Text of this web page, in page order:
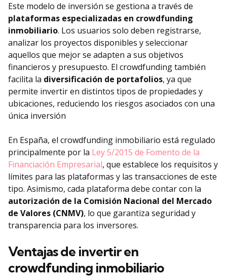
Este modelo de inversión se gestiona a través de
plataformas especializadas en crowdfunding
inmobiliario. Los usuarios solo deben registrarse,
analizar los proyectos disponibles y seleccionar
aquellos que mejor se adapten a sus objetivos
financieros y presupuesto. El crowdfunding también
facilita la diversificación de portafolios, ya que
permite invertir en distintos tipos de propiedades y
ubicaciones, reduciendo los riesgos asociados con una
única inversión
En España, el crowdfunding inmobiliario está regulado
principalmente por la Ley 5/2015 de Fomento de la
Financiación Empresarial, que establece los requisitos y
límites para las plataformas y las transacciones de este
tipo. Asimismo, cada plataforma debe contar con la
autorización de la Comisión Nacional del Mercado
de Valores (CNMV), lo que garantiza seguridad y
transparencia para los inversores.
Ventajas de invertir en
crowdfunding inmobiliario